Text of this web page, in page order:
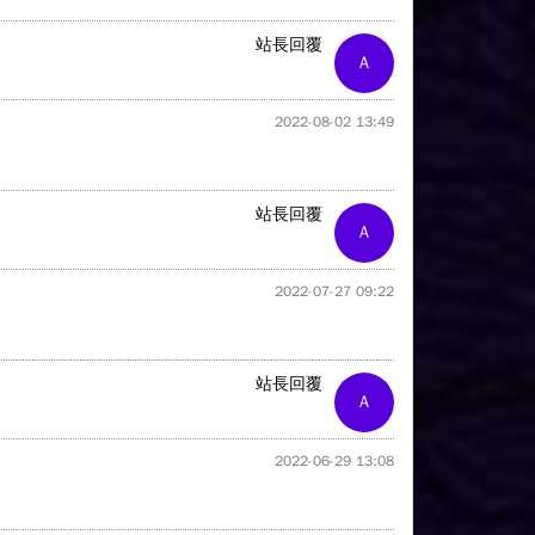
A
站長回覆
2022-08-02 13:49
A
站長回覆
2022-07-27 09:22
A
站長回覆
2022-06-29 13:08